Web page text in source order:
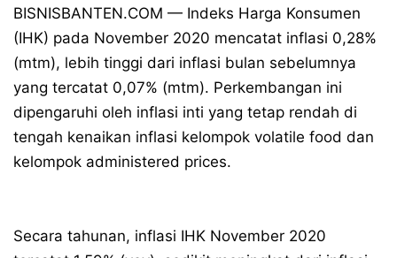
BISNISBANTEN.COM — Indeks Harga Konsumen
(IHK) pada November 2020 mencatat inflasi 0,28%
(mtm), lebih tinggi dari inflasi bulan sebelumnya
yang tercatat 0,07% (mtm). Perkembangan ini
dipengaruhi oleh inflasi inti yang tetap rendah di
tengah kenaikan inflasi kelompok volatile food dan
kelompok administered prices.
Secara tahunan, inflasi IHK November 2020